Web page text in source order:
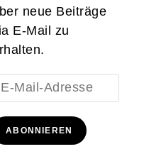
neue Beiträge
E-Mail zu
ABONNIEREN